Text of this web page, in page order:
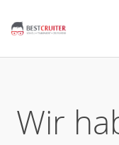
Wir